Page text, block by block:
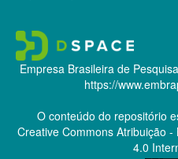
Empresa Brasileira de
https://
O conteúdo do repositório
Creative CommonsAtribuição -
4.0